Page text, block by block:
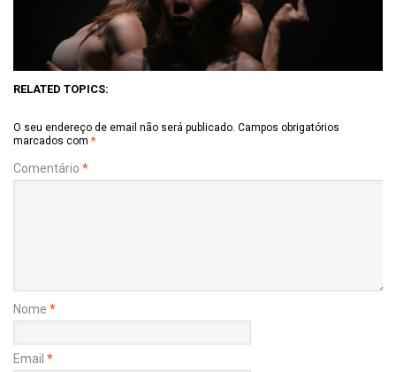
RELATED TOPICS:
O seu endereço de email não será publicado. Campos obrigatórios
marcados com *
Comentário *
Nome *
Email *